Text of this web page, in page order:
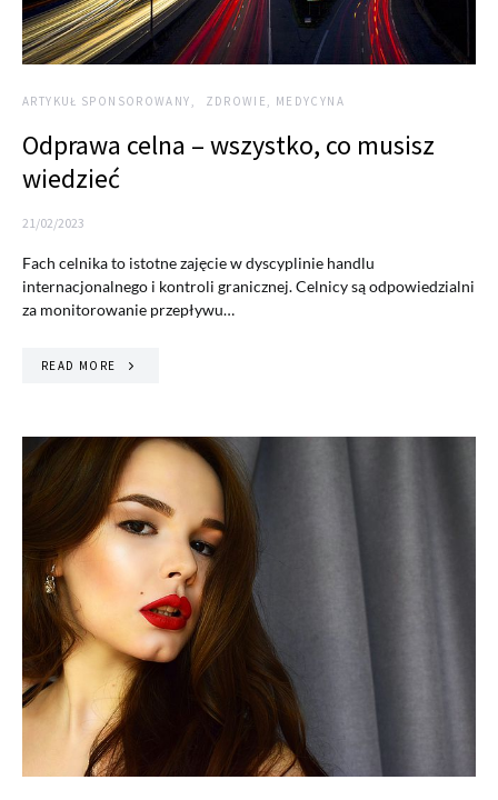
ARTYKUŁ SPONSOROWANY ZDROWIE, MEDYCYNA
Odprawa celna – wszystko, co musisz
wiedzieć
21/02/2023
Fach celnika to istotne zajęcie w dyscyplinie handlu
internacjonalnego i kontroli granicznej. Celnicy są odpowiedzialni
za monitorowanie przepływu…
READ MORE